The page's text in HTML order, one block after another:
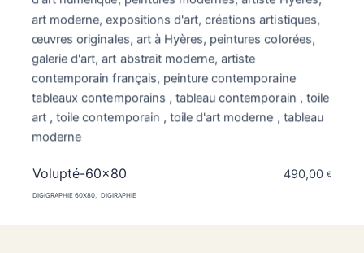
Volupté-60×80 490,00 €
DIGIGRAPHIE 60X80 DIGIRAPHIE